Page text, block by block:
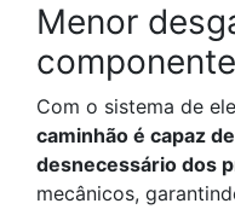
Menor
Com o sistema de
caminhão é capaz
desnecessário dos
mecânicos,